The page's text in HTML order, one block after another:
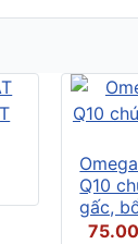
Q10
gấc,